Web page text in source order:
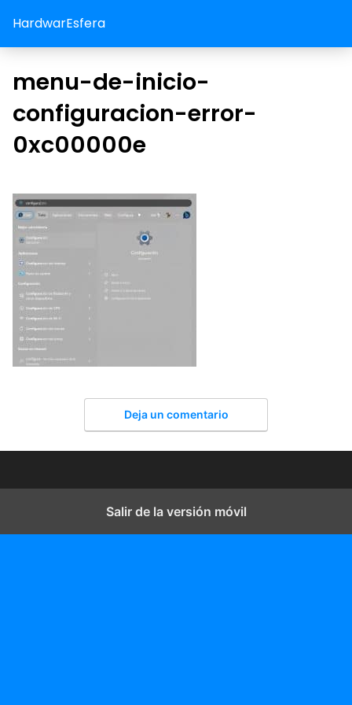
HardwarEsfera
menu-de-inicio-
configuracion-error-
0xc00000e
Deja un comentario
Salir de la versión móvil